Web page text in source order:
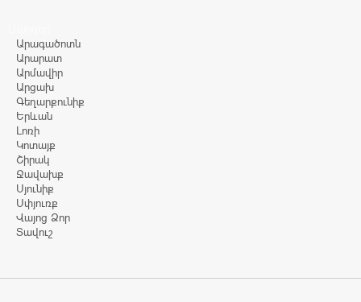
Արագածոտն
Արարատ
Արմավիր
Արցախ
Գեղարքունիք
Երևան
Լոռի
Կոտայք
Շիրակ
Ջավախք
Սյունիք
Սփյուռք
Վայոց Ձոր
Տավուշ